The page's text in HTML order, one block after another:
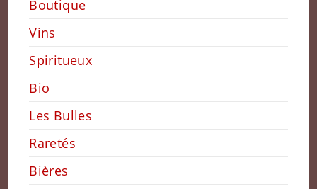
Boutique
Vins
Spiritueux
Bio
Les Bulles
Raretés
Bières